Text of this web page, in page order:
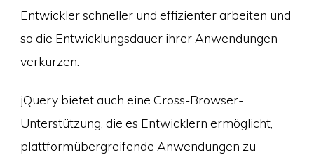
Entwickler schneller und effizienter arbeiten und
so die Entwicklungsdauer ihrer Anwendungen
verkürzen.
jQuery bietet auch eine Cross-Browser-
Unterstützung, die es Entwicklern ermöglicht,
plattformübergreifende Anwendungen zu